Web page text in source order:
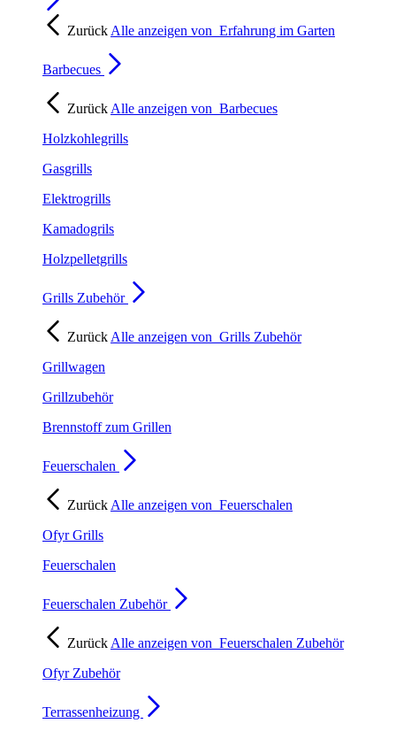
Zurück Alle anzeigen von Erfahrung im Garten
Barbecues
Zurück Alle anzeigen von Barbecues
Holzkohlegrills
Gasgrills
Elektrogrills
Kamadogrils
Holzpelletgrills
Grills Zubehör
Zurück Alle anzeigen von Grills Zubehör
Grillwagen
Grillzubehör
Brennstoff zum Grillen
Feuerschalen
Zurück Alle anzeigen von Feuerschalen
Ofyr Grills
Feuerschalen
Feuerschalen Zubehör
Zurück Alle anzeigen von Feuerschalen Zubehör
Ofyr Zubehör
Terrassenheizung